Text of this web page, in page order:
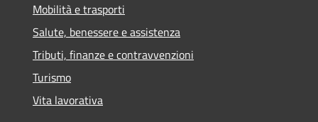
Mobilità e trasporti
Salute, benessere e assistenza
Tributi, finanze e contravvenzioni
Turismo
Vita lavorativa